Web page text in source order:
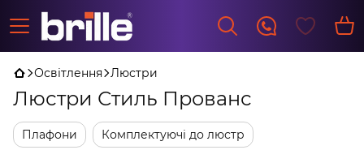
Освітлення Люстри
Люстри Стиль Прованс
Плафони Комплектуючі до люстр